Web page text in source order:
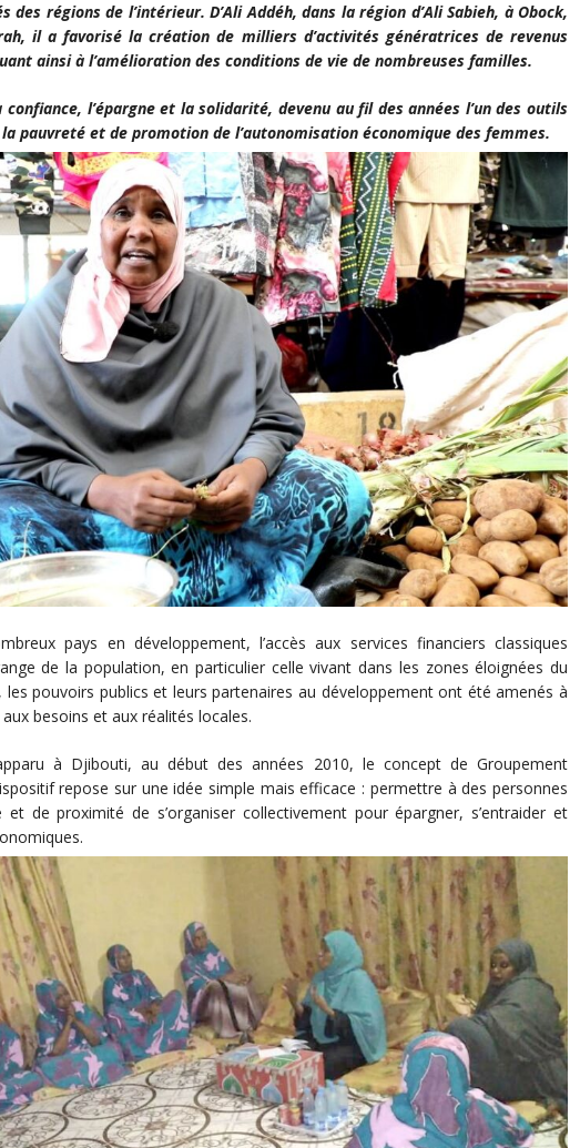
régions de l’intérieur. D’Ali Addéh, dans la région d’Ali Sabieh, à Obock,
il a favorisé la création de milliers d’activités génératrices de revenus
ainsi à l’amélioration des conditions de vie de nombreuses familles.
l’épargne et la solidarité, devenu au fil des années l’un des outils
pauvreté et de promotion de l’autonomisation économique des femmes.
pays en développement, l’accès aux services financiers classiques
de la population, en particulier celle vivant dans les zones éloignées du
pouvoirs publics et leurs partenaires au développement ont été amenés à
besoins et aux réalités locales.
à Djibouti, au début des années 2010, le concept de Groupement
repose sur une idée simple mais efficace : permettre à des personnes
de proximité de s’organiser collectivement pour épargner, s’entraider et